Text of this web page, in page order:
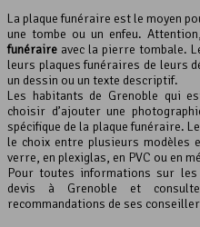
La plaque funéraire est le moyen
une tombe ou un enfeu.
funéraire avec la pierre tombale.
leurs plaques funéraires de leurs
un dessin ou un texte descriptif.
Les habitants de Grenoble qui
choisir d’ajouter une
spécifique de la plaque funéraire.
le choix entre plusieurs modèles
verre, en plexiglas, en PVC ou en
Pour toutes informations sur les
devis à Grenoble et
recommandations de ses